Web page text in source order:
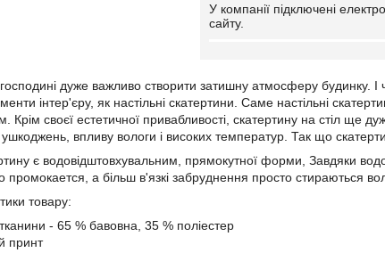
У компанії підключені
сайту.
дуже важливо створити затишну атмосферу будинку.
інтер'єру, як настільні скатертини. Саме настільні
Крім своєї естетичної привабливості, скатертину на стіл ще
впливу вологи і високих температур. Так що
є водовідштовхувальним, прямокутної форми, Завдяки
промокается, а більш в'язкі забруднення просто стираються
товару:
- 65 % бавовна, 35 % поліестер
принт